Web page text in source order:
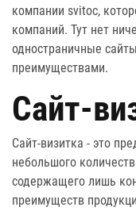
компании svitoc,
компаний. Тут нет
одностраничные
преимуществами.
Сайт-
Сайт-визитка - это
небольшого
содержащего лишь
преимуществ